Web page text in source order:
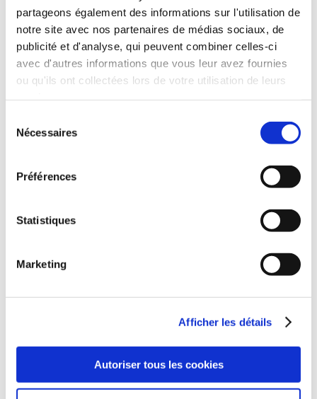
partageons également des informations sur l'utilisation de
notre site avec nos partenaires de médias sociaux, de
publicité et d'analyse, qui peuvent combiner celles-ci
avec d'autres informations que vous leur avez fournies
ou qu'ils ont collectées lors de votre utilisation de leurs
Nécessaires
Préférences
Statistiques
Marketing
Afficher les détails
Autoriser tous les cookies
9€23 5€64
Yvette Ostermann
INGÉNIOSITÉ
Cuisine au quotidien
(0 avis)
BEAUSSART Gisèle
UNE FILLE DU SUD
Histoires illustrées